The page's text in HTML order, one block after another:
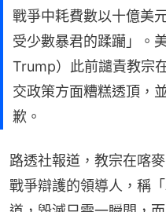
戰爭中耗費數以十億美
受少數暴君的蹂躪」。
Trump）此前譴責教宗
交政策方面糟糕透頂，
歉。
路透社報道，教宗在喀
戰爭辯護的領導人，稱